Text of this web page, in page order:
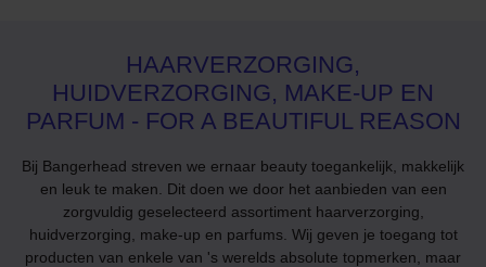
HAARVERZORGING,
HUIDVERZORGING, MAKE-UP EN
PARFUM - FOR A BEAUTIFUL REASON
Bij Bangerhead streven we ernaar beauty toegankelijk, makkelijk
en leuk te maken. Dit doen we door het aanbieden van een
zorgvuldig geselecteerd assortiment haarverzorging,
huidverzorging, make-up en parfums. Wij geven je toegang tot
producten van enkele van 's werelds absolute topmerken, maar